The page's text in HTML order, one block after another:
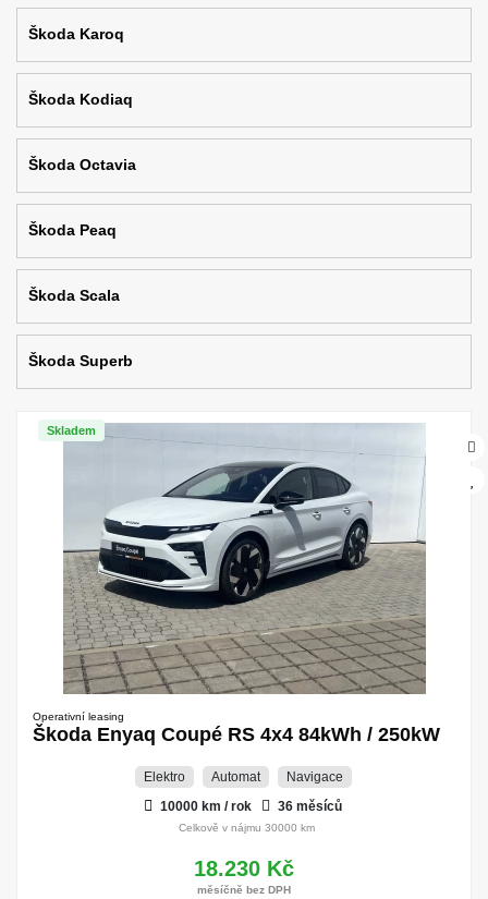
Škoda Karoq
Škoda Kodiaq
Škoda Octavia
Škoda Peaq
Škoda Scala
Škoda Superb
Skladem
Operativní leasing
Škoda Enyaq Coupé RS 4x4 84kWh / 250kW
Elektro Automat
Navigace
10000 km / rok
36 měsíců
Celkově v nájmu 30000 km
18.230 Kč
měsíčně bez DPH